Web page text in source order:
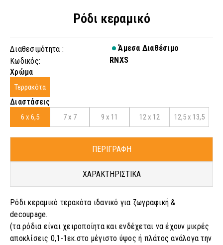
Ρόδι κεραμικό
Διαθεσιμότητα :
Άμεσα Διαθέσιμο
Κωδικός:
RNXS
Χρώμα
Τερρακότα
Διαστάσεις
6 x 6,5 7 x 7 9 x 11 12 x 12 12,5 x 13,5
ΠΕΡΙΓΡΑΦΗ
ΧΑΡΑΚΤΗΡΙΣΤΙΚΑ
Ρόδι κεραμικό τερακότα ιδανικό για ζωγραφική &
decoupage.
(τα ρόδια είναι χειροποίητα και ενδέχεται να έχουν μικρές
αποκλίσεις 0,1-1εκ.στο μέγιστο ύψος ή πλάτος ανάλογα την